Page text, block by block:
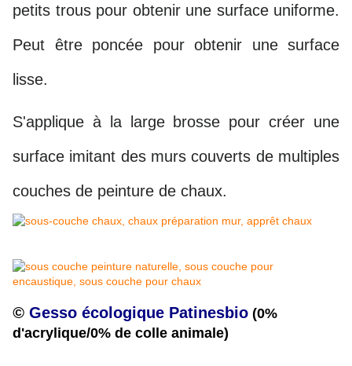
petits trous pour obtenir une surface uniforme.
Peut être poncée pour obtenir une surface
lisse.
S'applique à la large brosse pour créer une
surface imitant des murs couverts de multiples
couches de peinture de chaux.
© Gesso écologique Patinesbio (0%
d'acrylique/0% de colle animale)